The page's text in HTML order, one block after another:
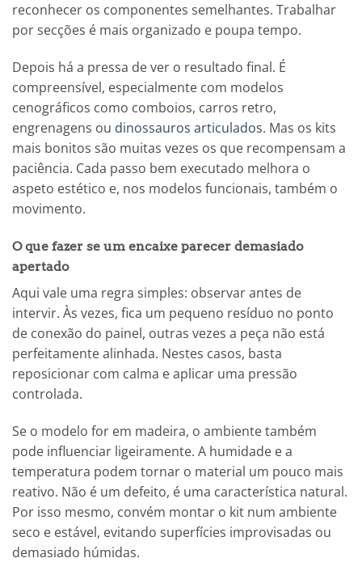
reconhecer os componentes semelhantes. Trabalhar
por secções é mais organizado e poupa tempo.
Depois há a pressa de ver o resultado final. É
compreensível, especialmente com modelos
cenográficos como comboios, carros retro,
engrenagens ou dinossauros articulados. Mas os kits
mais bonitos são muitas vezes os que recompensam a
paciência. Cada passo bem executado melhora o
aspeto estético e, nos modelos funcionais, também o
movimento.
O que fazer se um encaixe parecer demasiado
apertado
Aqui vale uma regra simples: observar antes de
intervir. Às vezes, fica um pequeno resíduo no ponto
de conexão do painel, outras vezes a peça não está
perfeitamente alinhada. Nestes casos, basta
reposicionar com calma e aplicar uma pressão
controlada.
Se o modelo for em madeira, o ambiente também
pode influenciar ligeiramente. A humidade e a
temperatura podem tornar o material um pouco mais
reativo. Não é um defeito, é uma característica natural.
Por isso mesmo, convém montar o kit num ambiente
seco e estável, evitando superfícies improvisadas ou
demasiado húmidas.